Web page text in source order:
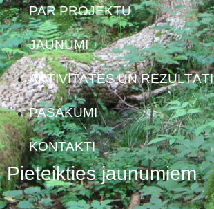
PAR PROJEKTU
JAUNUMI
AKTIVITĀTES UN REZULTĀTI
PASĀKUMI
KONTAKTI
Pieteikties jaunumiem